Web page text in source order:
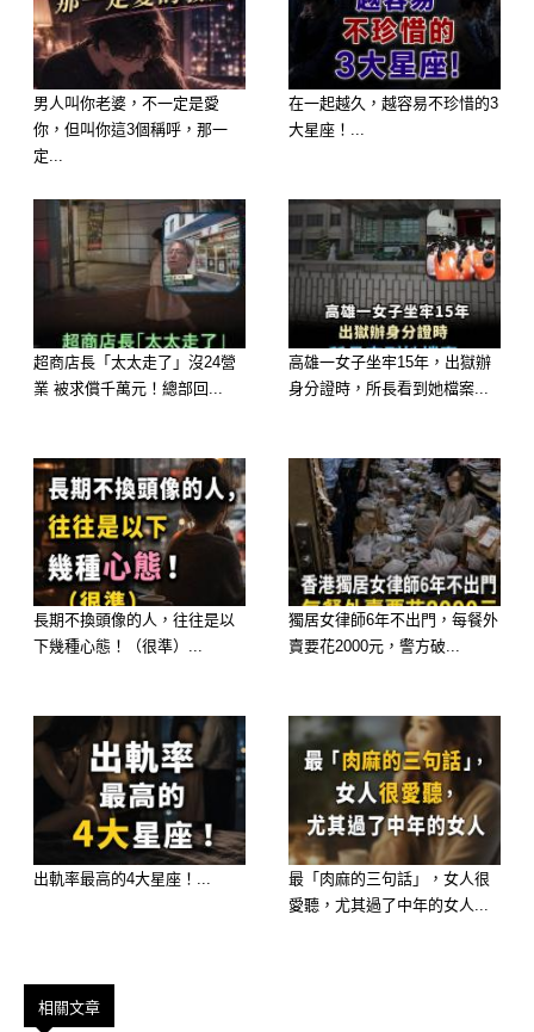
會主動邀約。
你若是愛上了他，會發現他的感情世界
紛亂複雜，常常是忘記不了舊愛，又拒
絕不了新歡。而當一切紛爭引爆時，他
他的人痛苦不堪。所以，小心別太快愛
上這種男人喔！
4.愛穿正式黑皮鞋的男人
這種類型的男人是習慣穿正式黑皮鞋，
受自己穿雙髒鞋子或舊鞋子出門的大男
人。
這種類型的男人，若是連休假或約會
時，都習慣穿他那正式的黑皮鞋，你可
要有心理準備。
他可是個不折不扣的大男人主義傾向和
要贏得未來的婆婆的喜愛，才有可能從
他的女朋友變為他的妻子。
你若是愛上他，可別想左右他的想法，
他有一套屬於自己的待人處事原則，絕
對不會因為你而修改。
男人叫你老婆，不一定是愛
你，但叫你這3個稱呼，那一
定...
在一起越久，越容易不珍惜的3
大星座！...
超商店長「太太走了」沒24營
業 被求償千萬元！總部回...
高雄一女子坐牢15年，出獄辦
身分證時，所長看到她檔案...
長期不換頭像的人，往往是以
下幾種心態！（很準）...
獨居女律師6年不出門，每餐外
賣要花2000元，警方破...
出軌率最高的4大星座！...
最「肉麻的三句話」，女人很
愛聽，尤其過了中年的女人...
相關文章